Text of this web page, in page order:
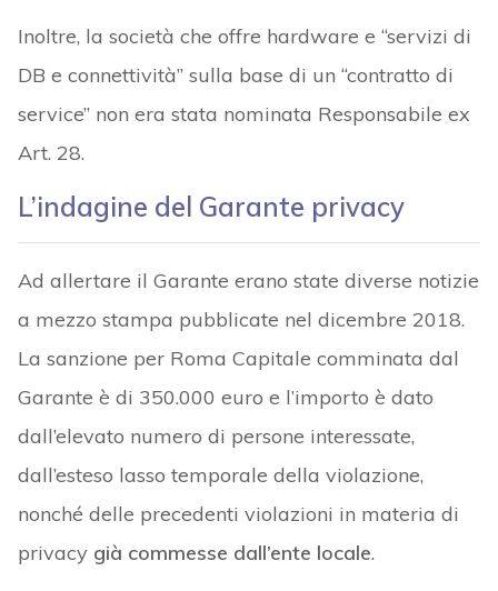
Inoltre, la società che offre hardware e “servizi di
DB e connettività” sulla base di un “contratto di
service” non era stata nominata Responsabile ex
Art. 28.
L’indagine del Garante privacy
Ad allertare il Garante erano state diverse notizie
a mezzo stampa pubblicate nel dicembre 2018.
La sanzione per Roma Capitale comminata dal
Garante è di 350.000 euro e l’importo è dato
dall’elevato numero di persone interessate,
dall’esteso lasso temporale della violazione,
nonché delle precedenti violazioni in materia di
privacy già commesse dall’ente locale.